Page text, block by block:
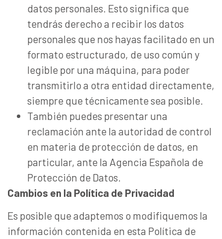
datos personales. Esto significa que
tendrás derecho a recibir los datos
personales que nos hayas facilitado en un
formato estructurado, de uso común y
legible por una máquina, para poder
transmitirlo a otra entidad directamente,
siempre que técnicamente sea posible.
También puedes presentar una
reclamación ante la autoridad de control
en materia de protección de datos, en
particular, ante la Agencia Española de
Protección de Datos.
Cambios en la Política de Privacidad
Es posible que adaptemos o modifiquemos la
información contenida en esta Política de